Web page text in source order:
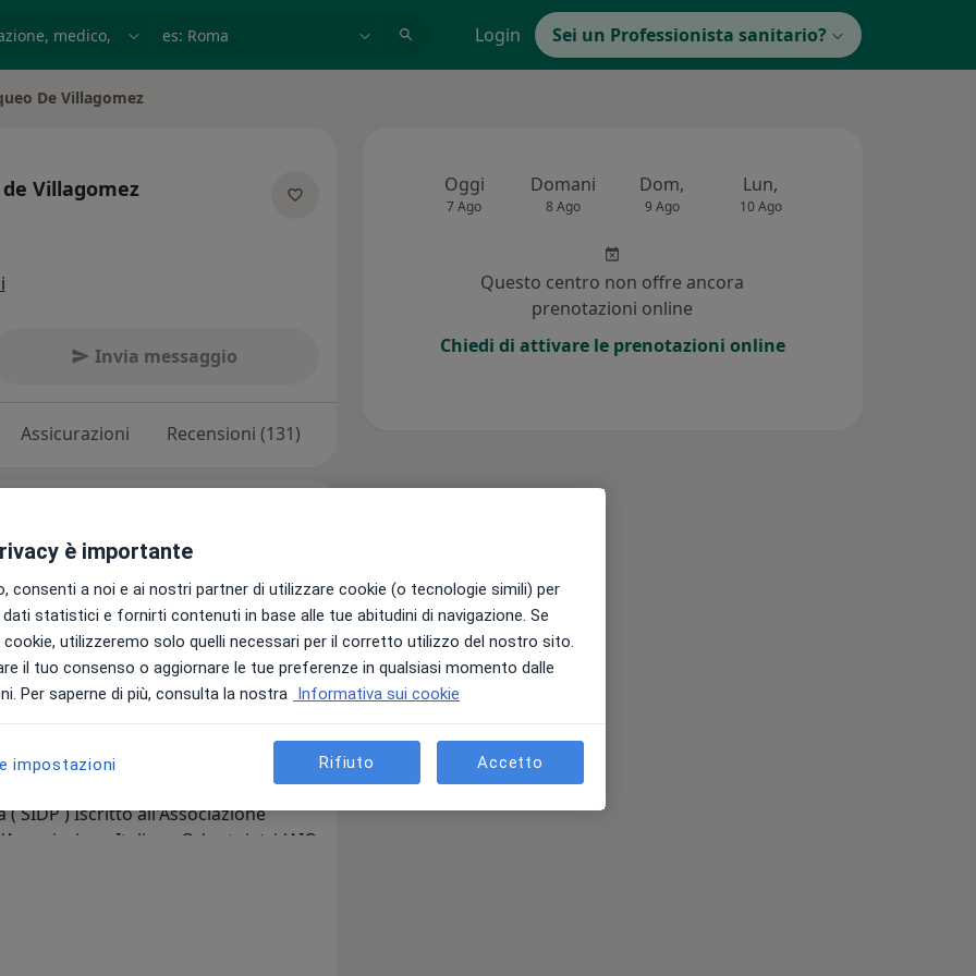
Login Sei un Professionista sanitario?
De Villagomez
Villagomez
Invia messaggio
Assicurazioni Recensioni (131)
l’Università Alfonso X El Sabio
frequentato il reparto di
Dentale e Terapia Parodontale
Ha partecipato a corsi e congressi in
alla diagnosi ed alla
chirurgica ed alla
SIDP ) Iscritto all'Associazione
Italiana Odontoiatri (AIO
BARLETTA-ANDRIA-TRANI (BT)
Oggi
7 Ago
Domani
8 Ago
Dom,
9 Ago
Lun,
10 Ago
Questo centro non offre ancora
prenotazioni online
Chiedi di attivare le prenotazioni online
è importante
consenti a noi e ai nostri partner di utilizzare cookie (o tecnologie simili) per
statistici e fornirti contenuti in base alle tue abitudini di navigazione. Se
utilizzeremo solo quelli necessari per il corretto utilizzo del nostro sito.
il tuo consenso o aggiornare le tue preferenze in qualsiasi momento dalle
Per saperne di più, consulta la nostra Informativa sui cookie
impostazioni Rifiuto Accetto